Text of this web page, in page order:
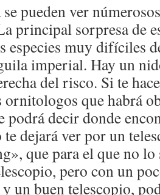
pueden ver
principal sorpresa de
especies muy difíciles
imperial. Hay un
del risco. Si te
ornitologos que habrá
podrá decir donde
dejará ver por un
que para el que no lo
pero con un
un buen telescopio,